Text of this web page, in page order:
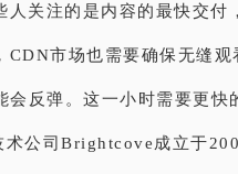
人关注的是内容的最快交
CDN市场也需要确保无缝
会反弹。这一小时需要更快
术公司Brightcove成立于